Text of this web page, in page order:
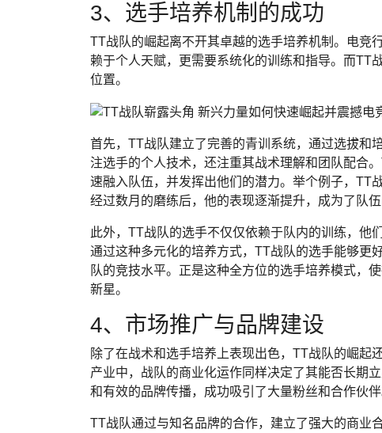
3、选手培养机制的成功
TT战队的崛起离不开其卓越的选手培养机制。电竞
赖于个人天赋，更需要系统化的训练和指导。而TT
位置。
首先，TT战队建立了完善的青训系统，通过选拔和
注选手的个人技术，还注重其战术理解和团队配合
速融入队伍，并发挥出他们的潜力。举个例子，TT
经过数月的磨练后，他的表现逐渐提升，成为了队伍
此外，TT战队的选手不仅仅依赖于队内的训练，他
通过这种多元化的培养方式，TT战队的选手能够更
队的竞技水平。正是这种全方位的选手培养模式，
新星。
4、市场推广与品牌建设
除了在战术和选手培养上表现出色，TT战队的崛起
产业中，战队的商业化运作同样决定了其能否长期
和有效的品牌传播，成功吸引了大量粉丝和合作伙伴
TT战队通过与知名品牌的合作，建立了强大的商业